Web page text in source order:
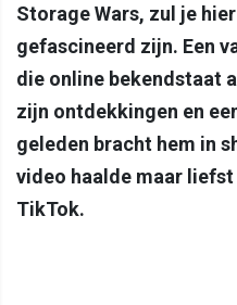
Storage Wars, zul je
gefascineerd zijn. Een
die online bekendstaat
zijn ontdekkingen en
geleden bracht hem in
video haalde maar
TikTok.